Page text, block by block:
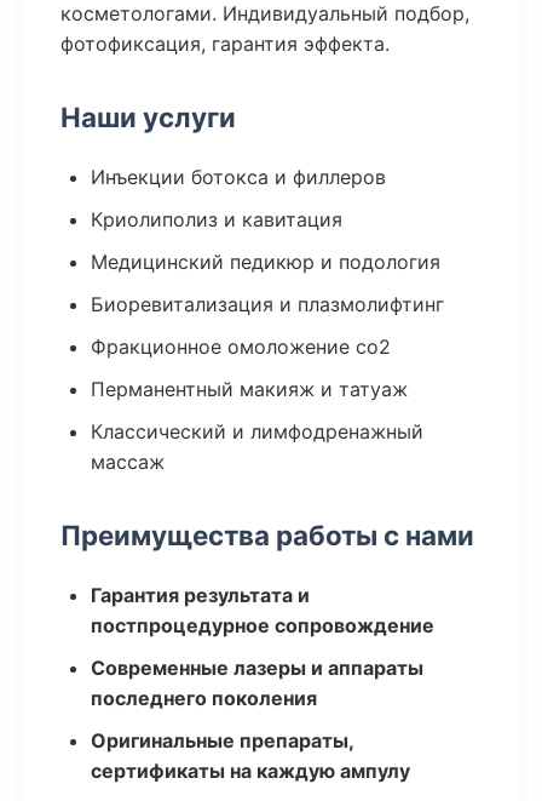
косметологами. Индивидуальный подбор,
фотофиксация, гарантия эффекта.
Наши услуги
Инъекции ботокса и филлеров
Криолиполиз и кавитация
Медицинский педикюр и подология
Биоревитализация и плазмолифтинг
Фракционное омоложение co2
Перманентный макияж и татуаж
Классический и лимфодренажный
массаж
Преимущества работы с нами
Гарантия результата и
постпроцедурное сопровождение
Современные лазеры и аппараты
последнего поколения
Оригинальные препараты,
сертификаты на каждую ампулу